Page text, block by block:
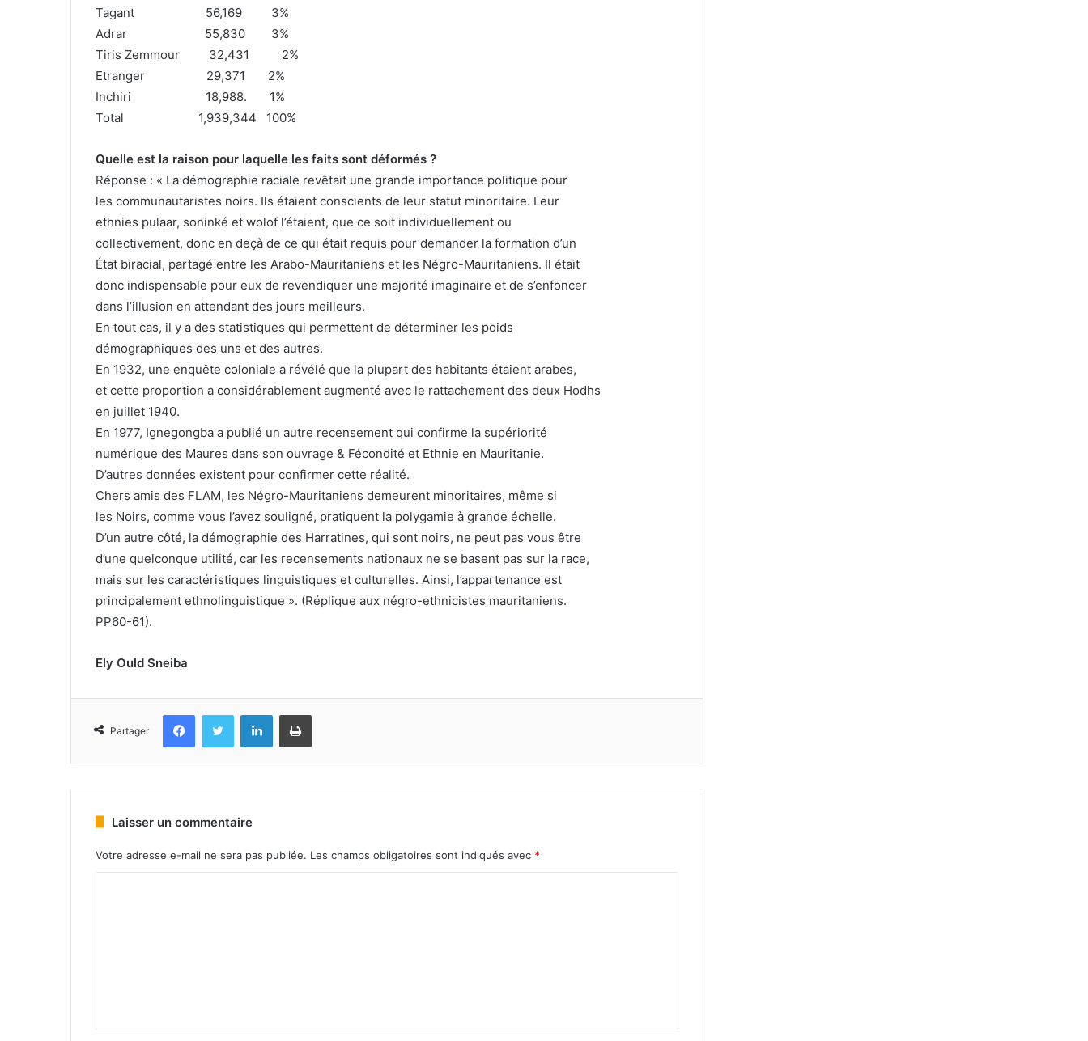
Tagant 56,169 3%
Adrar 55,830 3%
Tiris Zemmour 32,431 2%
Etranger 29,371 2%
Inchiri 18,988. 1%
Total 1,939,344 100%
Quelle est la raison pour laquelle les faits sont déformés ?
Réponse : « La démographie raciale revêtait une grande importance politique pour
les communautaristes noirs. Ils étaient conscients de leur statut minoritaire. Leur
ethnies pulaar, soninké et wolof l’étaient, que ce soit individuellement ou
collectivement, donc en deçà de ce qui était requis pour demander la formation d’un
État biracial, partagé entre les Arabo-Mauritaniens et les Négro-Mauritaniens. Il était
donc indispensable pour eux de revendiquer une majorité imaginaire et de s’enfoncer
dans l’illusion en attendant des jours meilleurs.
En tout cas, il y a des statistiques qui permettent de déterminer les poids
démographiques des uns et des autres.
En 1932, une enquête coloniale a révélé que la plupart des habitants étaient arabes,
et cette proportion a considérablement augmenté avec le rattachement des deux Hodhs
en juillet 1940.
En 1977, Ignegongba a publié un autre recensement qui confirme la supériorité
numérique des Maures dans son ouvrage & Fécondité et Ethnie en Mauritanie.
D’autres données existent pour confirmer cette réalité.
Chers amis des FLAM, les Négro-Mauritaniens demeurent minoritaires, même si
les Noirs, comme vous l’avez souligné, pratiquent la polygamie à grande échelle.
D’un autre côté, la démographie des Harratines, qui sont noirs, ne peut pas vous être
d’une quelconque utilité, car les recensements nationaux ne se basent pas sur la race,
mais sur les caractéristiques linguistiques et culturelles. Ainsi, l’appartenance est
principalement ethnolinguistique ». (Réplique aux négro-ethnicistes mauritaniens.
PP60-61).
Ely Ould Sneiba
Partager
FacebookTwitter LinkedinImprimer
Laisser un commentaire
Votre adresse e-mail ne sera pas publiée. Les champs obligatoires sont indiqués avec *